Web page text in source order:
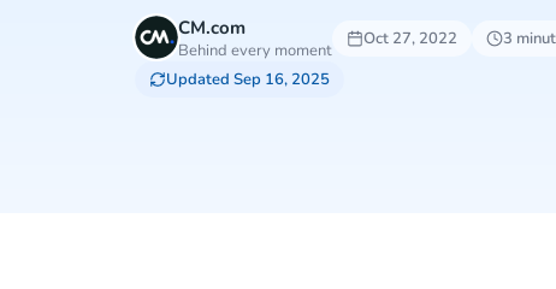
CM.com
Behind every moment
Oct 27, 2022
3
Updated Sep 16, 2025